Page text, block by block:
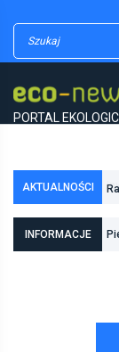
PORTAL
AKTUALNOŚCI
INFORMACJE